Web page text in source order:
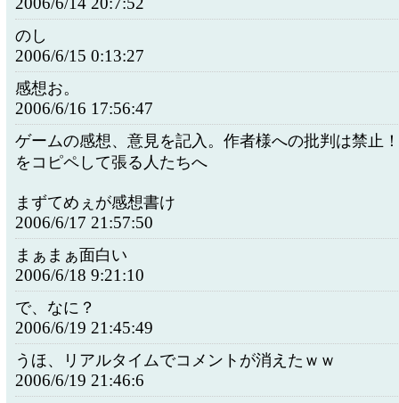
のし
2006/6/15 0:13:27
感想お。
2006/6/16 17:56:47
ゲームの感想、意見を記入。作者様への批判は禁止！
をコピペして張る人たちへ
まずてめぇが感想書け
2006/6/17 21:57:50
まぁまぁ面白い
2006/6/18 9:21:10
で、なに？
2006/6/19 21:45:49
うほ、リアルタイムでコメントが消えたｗｗ
2006/6/19 21:46:6